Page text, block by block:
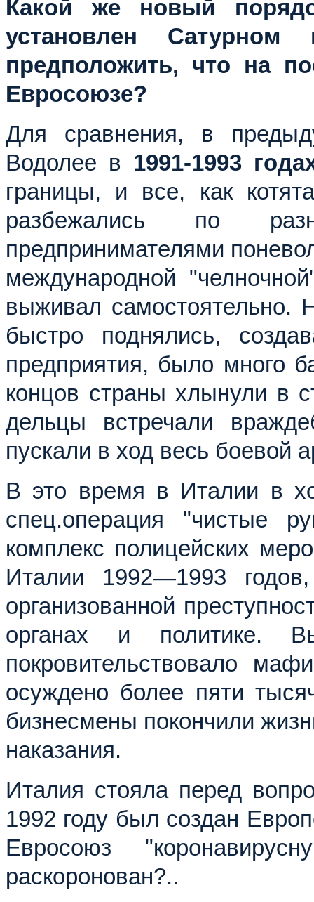
Какой же новый
установлен
предположить, что на
Евросоюзе?
Для сравнения, в
Водолее в 1991-1993
границы, и все, как
разбежались по
предпринимателями
международной
выживал самостоятельно.
быстро поднялись,
предприятия, было много
концов страны хлынули в
дельцы встречали
пускали в ход весь боевой
В это время в Италии в
спец.операция "чистые
комплекс полицейских
Италии 1992—1993
организованной
органах и политике.
покровительствовало
осуждено более пяти
бизнесмены покончили
наказания.
Италия стояла перед
1992 году был создан
Евросоюз
раскоронован?..